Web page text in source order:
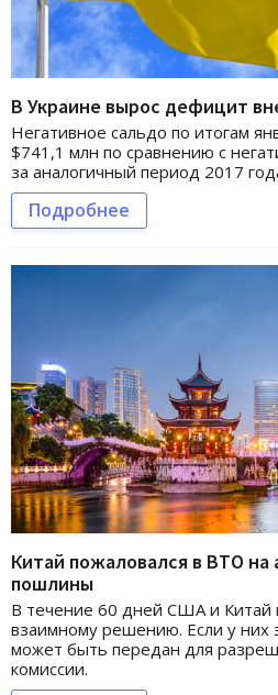
В Украине вырос дефицит
Негативное сальдо по итогам
$741,1 млн по сравнению с
за аналогичный период 2017
Подробнее
Китай пожаловался в ВТО на
пошлины
В течение 60 дней США и Китай
взаимному решению. Если у них
может быть передан для
комиссии.